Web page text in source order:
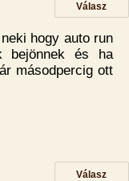
Válasz
hogy auto run
bejönnek és ha
másodpercig ott
Válasz